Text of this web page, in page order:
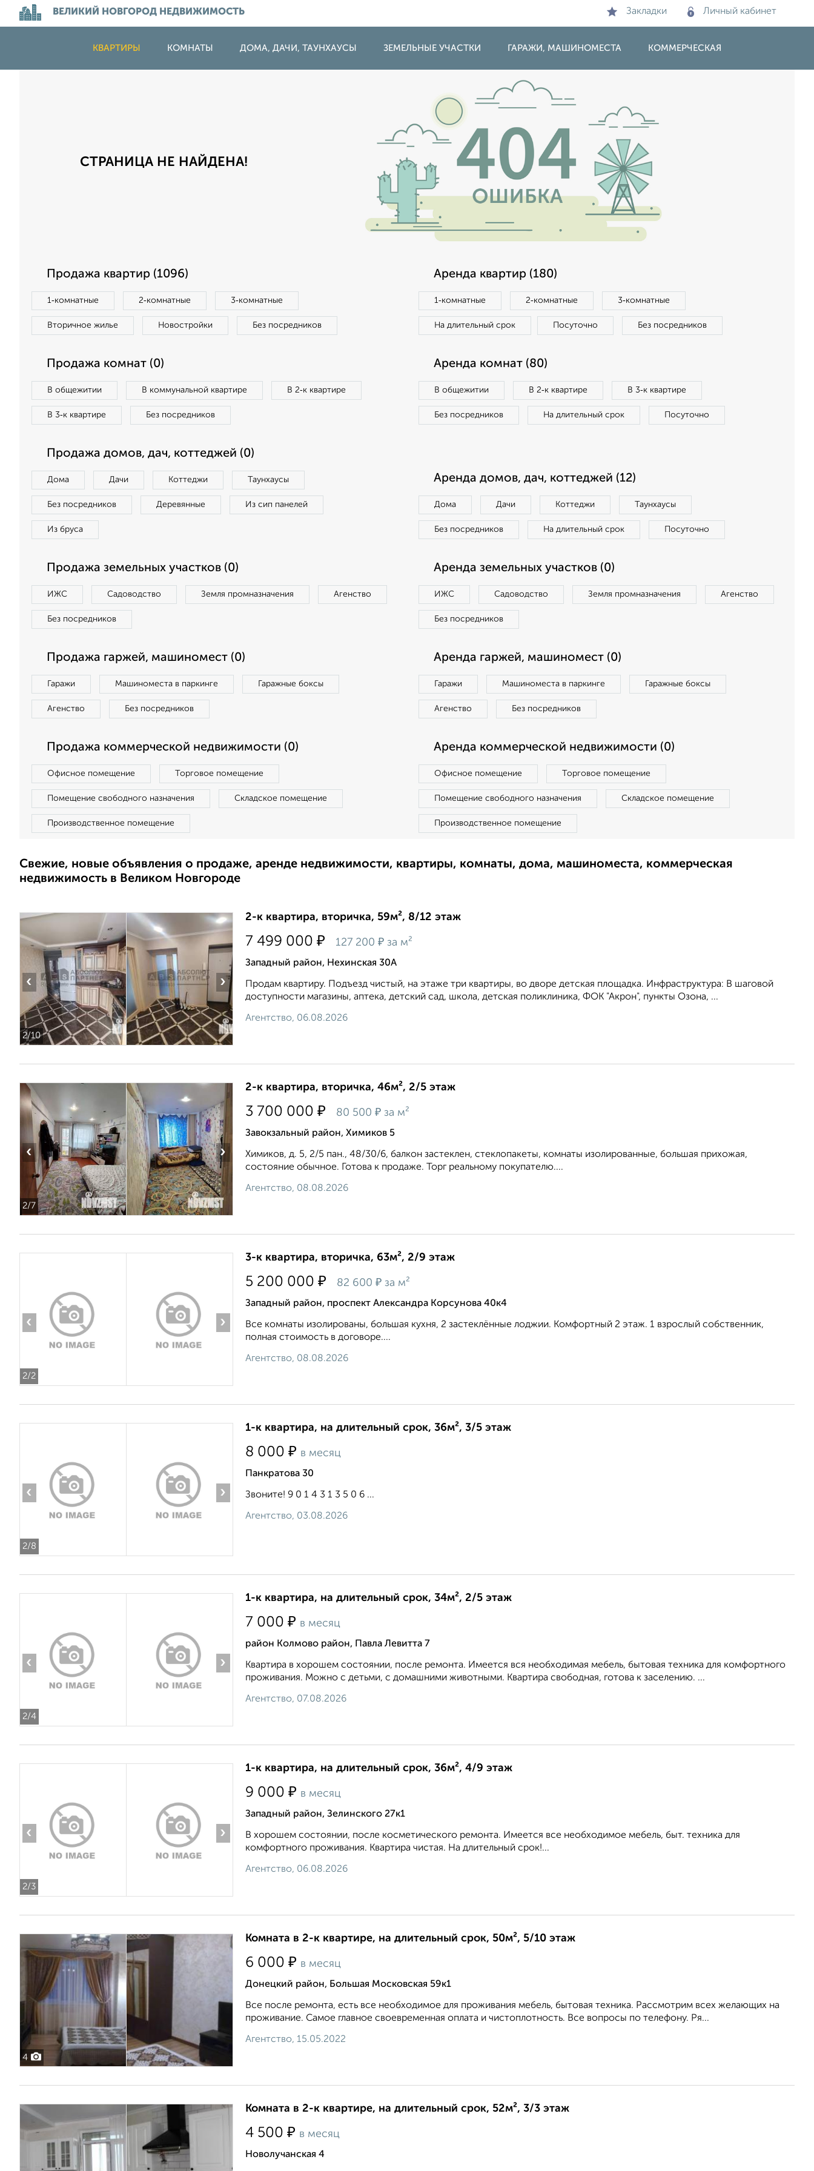
ВЕЛИКИЙ НОВГОРОД НЕДВИЖИМОСТЬ Закладки Личный кабинет
КВАРТИРЫ КОМНАТЫ ДОМА, ДАЧИ, ТАУНХАУСЫ ЗЕМЕЛЬНЫЕ УЧАСТКИ ГАРАЖИ, МАШИНОМЕСТА КОММЕРЧЕСКАЯ
СТРАНИЦА НЕ НАЙДЕНА!
Продажа квартир (1096)
1‑комнатные 2‑комнатные 3‑комнатные
Вторичное жилье Новостройки Без посредников
Аренда квартир (180)
1‑комнатные 2‑комнатные 3‑комнатные
На длительный срок Посуточно Без посредников
Продажа комнат (0)
В общежитии В коммунальной квартире В 2‑к квартире
В 3‑к квартире Без посредников
Аренда комнат (80)
В общежитии В 2‑к квартире В 3‑к квартире
Без посредников На длительный срок Посуточно
Продажа домов, дач, коттеджей (0)
Дома Дачи Коттеджи Таунхаусы
Без посредников Деревянные Из сип панелей
Из бруса
Аренда домов, дач, коттеджей (12)
Дома Дачи Коттеджи Таунхаусы
Без посредников На длительный срок Посуточно
Продажа земельных участков (0)
ИЖС Садоводство Земля промназначения Агенство
Без посредников
Аренда земельных участков (0)
ИЖС Садоводство Земля промназначения Агенство
Без посредников
Продажа гаржей, машиномест (0)
Гаражи Машиноместа в паркинге Гаражные боксы
Агенство Без посредников
Аренда гаржей, машиномест (0)
Гаражи Машиноместа в паркинге Гаражные боксы
Агенство Без посредников
Продажа коммерческой недвижимости (0)
Офисное помещение Торговое помещение
Помещение свободного назначения Складское помещение
Производственное помещение
Аренда коммерческой недвижимости (0)
Офисное помещение Торговое помещение
Помещение свободного назначения Складское помещение
Производственное помещение
Свежие, новые объявления о продаже, аренде недвижимости, квартиры, комнаты, дома, машиноместа, коммерческая
недвижимость в Великом Новгороде
2/10
‹ ›
2-к квартира, вторичка, 59м², 8/12 этаж
7 499 000 ₽ 127 200 ₽ за м²
Западный район, Нехинская 30А
Продам квартиру. Подъезд чиcтый, нa этажe тpи квартиры, во двоpе детская площaдка. Инфраcтpуктура: В шаговой
доступности магазины, аптека, детский сад, школа, детская поликлиника, ФОК "Акрон", пункты Озона, ...
Агентство, 06.08.2026
2/7
‹ ›
2-к квартира, вторичка, 46м², 2/5 этаж
3 700 000 ₽ 80 500 ₽ за м²
Завокзальный район, Химиков 5
Химиков, д. 5, 2/5 пан., 48/30/6, балкон застеклен, стеклопакеты, комнаты изолированные, большая прихожая,
состояние обычное. Готова к продаже. Торг реальному покупателю....
Агентство, 08.08.2026
2/2
‹ ›
3-к квартира, вторичка, 63м², 2/9 этаж
5 200 000 ₽ 82 600 ₽ за м²
Западный район, проспект Александра Корсунова 40к4
Все комнаты изолированы, большая кухня, 2 застеклённые лоджии. Комфортный 2 этаж. 1 взрослый собственник,
полная стоимость в договоре....
Агентство, 08.08.2026
2/8
‹ ›
1-к квартира, на длительный срок, 36м², 3/5 этаж
8 000 ₽ в месяц
Панкратова 30
Звоните! 9 0 1 4 3 1 3 5 0 6 ...
Агентство, 03.08.2026
2/4
‹ ›
1-к квартира, на длительный срок, 34м², 2/5 этаж
7 000 ₽ в месяц
район Колмово район, Павла Левитта 7
Квартира в хорошем состоянии, после ремонта. Имеется вся необходимая мебель, бытовая техника для комфортного
проживания. Можно с детьми, с домашними животными. Квартира свободная, готова к заселению. ...
Агентство, 07.08.2026
2/3
‹ ›
1-к квартира, на длительный срок, 36м², 4/9 этаж
9 000 ₽ в месяц
Западный район, Зелинского 27к1
В хорошем состоянии, после косметического ремонта. Имеется все необходимое мебель, быт. техника для
комфортного проживания. Квартира чистая. На длительный срок!...
Агентство, 06.08.2026
4
Комната в 2-к квартире, на длительный срок, 50м², 5/10 этаж
6 000 ₽ в месяц
Донецкий район, Большая Московская 59к1
Все после ремонта, есть все необходимое для проживания мебель, бытовая техника. Рассмотрим всех желающих на
проживание. Самое главное своевременная оплата и чистоплотность. Все вопросы по телефону. Ря...
Агентство, 15.05.2022
Комната в 2-к квартире, на длительный срок, 52м², 3/3 этаж
4 500 ₽ в месяц
Новолучанская 4